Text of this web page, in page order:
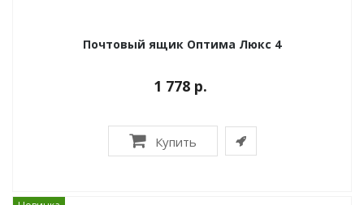
Почтовый ящик Оптима Люкс 4
1 778 р.
Купить